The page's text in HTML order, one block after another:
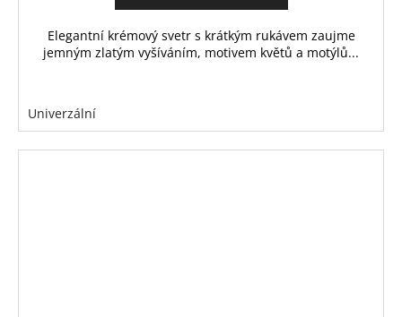
Elegantní krémový svetr s krátkým rukávem zaujme
jemným zlatým vyšíváním, motivem květů a motýlů...
Univerzální